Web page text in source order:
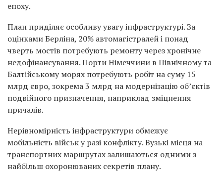
епоху.
План приділяє особливу увагу інфраструктурі. За
оцінками Берліна, 20% автомагістралей і понад
чверть мостів потребують ремонту через хронічне
недофінансування. Порти Німеччини в Північному та
Балтійському морях потребують робіт на суму 15
млрд євро, зокрема 3 млрд на модернізацію об’єктів
подвійного призначення, наприклад зміцнення
причалів.
Нерівномірність інфраструктури обмежує
мобільність військ у разі конфлікту. Вузькі місця на
транспортних маршрутах залишаються одними з
найбільш охоронюваних секретів плану.